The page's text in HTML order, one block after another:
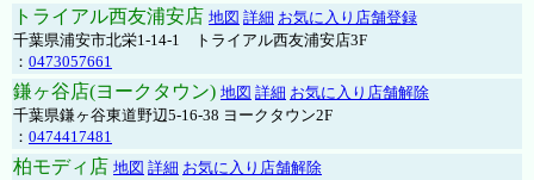
トライアル西友浦安店 地図 詳細 お気に入り店舗登録
千葉県浦安市北栄1-14-1 トライアル西友浦安店3F
： 0473057661
鎌ヶ谷店(ヨークタウン) 地図 詳細 お気に入り店舗解除
千葉県鎌ヶ谷東道野辺5-16-38 ヨークタウン2F
： 0474417481
柏モディ店 地図 詳細 お気に入り店舗解除